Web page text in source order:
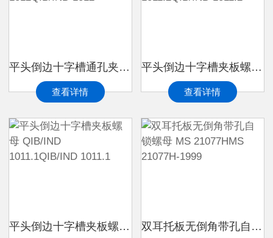
平头倒边十字槽通孔夹板螺母 QIB/IND 1012QIB/IND 1012
查看详情
平头倒边十字槽夹板螺母 QIB/IND 1011.2QIB/IND 1011.2
查看详情
平头倒边十字槽夹板螺母 QIB/IND 1011.1QIB/IND 1011.1 双耳托板无倒角带孔自锁螺母 MS 21077HMS 21077H-1999